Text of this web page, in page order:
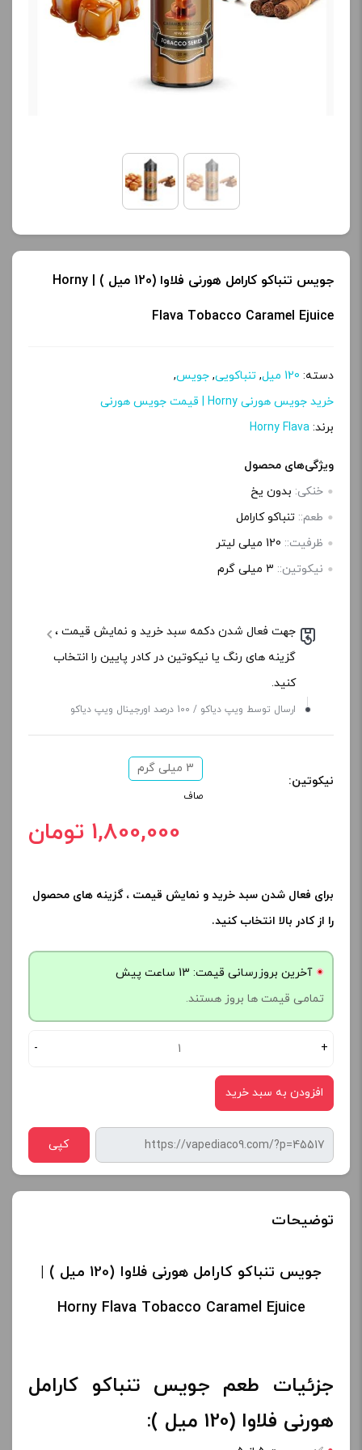
جویس تنباکو کارامل هورنی فلاوا (120 میل ) | Horny
Flava Tobacco Caramel Ejuice
دسته: 120 میل , تنباکویی, جویس,
خرید جویس هورنی Horny | قیمت جویس هورنی
برند: Horny Flava
ویژگی‌های محصول
خنکی: بدون یخ
طعم:: تنباکو کارامل
ظرفیت:: 120 میلی لیتر
نیکوتین:: 3 میلی‌ گرم
جهت فعال شدن دکمه سبد خرید و نمایش قیمت ،
گزینه های رنگ یا نیکوتین در کادر پایین را انتخاب
کنید.
ارسال توسط ویپ دیاکو / 100 درصد اورجینال ویپ دیاکو
نیکوتین:
3 میلی‌ گرم
صاف
1,800,000 تومان
برای فعال شدن سبد خرید و نمایش قیمت ، گزینه های محصول
را از کادر بالا انتخاب کنید.
آخرین بروزرسانی قیمت: 13 ساعت پیش
تمامی قیمت ها بروز هستند.
- +
افزودن به سبد خرید
کپی
توضیحات
جویس تنباکو کارامل هورنی فلاوا (120 میل ) |
Horny Flava Tobacco Caramel Ejuice
جزئیات طعم جویس تنباکو کارامل
هورنی فلاوا (120 میل ):